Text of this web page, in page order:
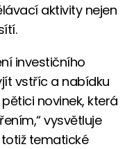
aktivity nejen
investičního
vstříc a nabídku
novinek, která
vysvětluje
tematické